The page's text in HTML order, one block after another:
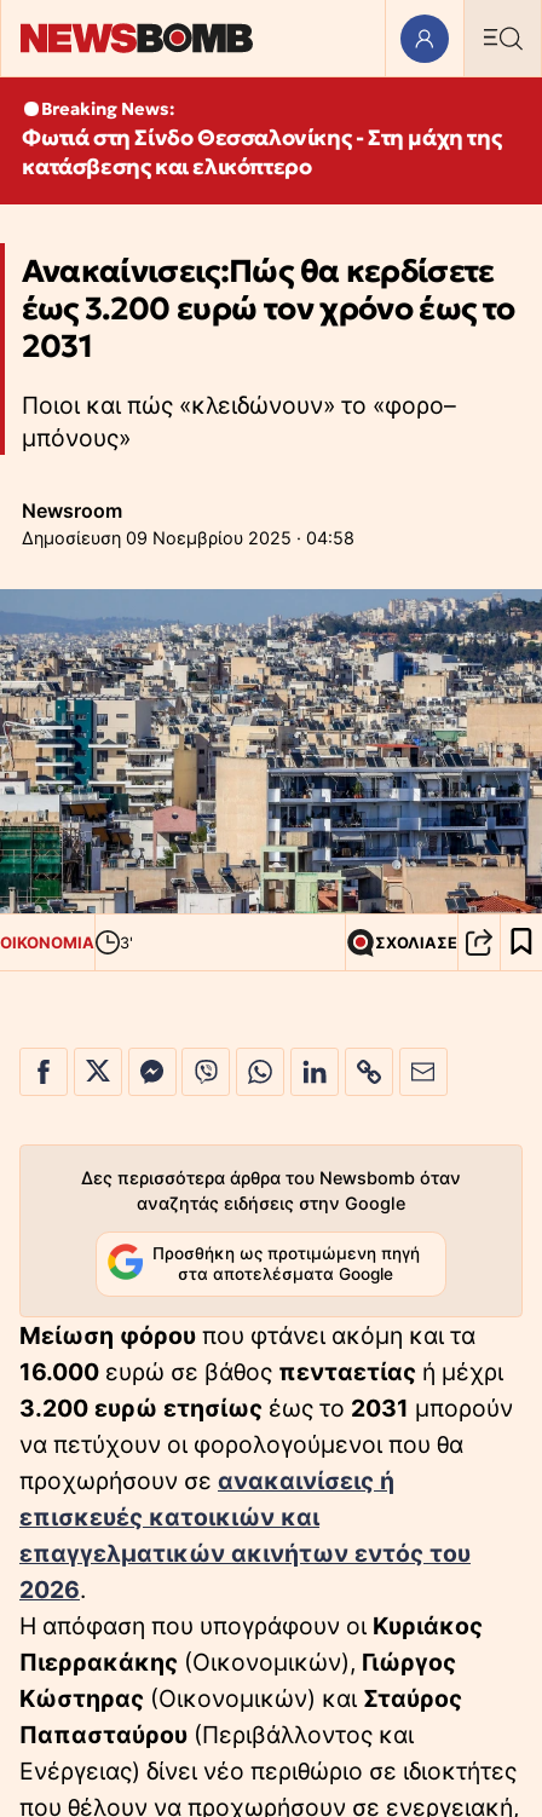
Breaking News:
Φωτιά στη Σίνδο Θεσσαλονίκης - Στη μάχη της
κατάσβεσης και ελικόπτερο
Ανακαίνισεις:Πώς θα κερδίσετε
έως 3.200 ευρώ τον χρόνο έως το
2031
Ποιοι και πώς «κλειδώνουν» το «φορο–
μπόνους»
Newsroom
09 Νοεμβρίου 2025 · 04:58
ΟΙΚΟΝΟΜΙΑ 3' ΣΧΟΛΙΑΣΕ
Δες περισσότερα άρθρα του Newsbomb όταν
αναζητάς ειδήσεις στην Google
Προσθήκη ως προτιμώμενη πηγή
στα αποτελέσματα Google
Μείωση φόρου που φτάνει ακόμη και τα
16.000 ευρώ σε βάθος πενταετίας ή μέχρι
3.200 ευρώ ετησίως έως το 2031 μπορούν
να πετύχουν οι φορολογούμενοι που θα
προχωρήσουν σε ανακαινίσεις ή
επισκευές κατοικιών και
επαγγελματικών ακινήτων εντός του
2026.
Η απόφαση που υπογράφουν οι Κυριάκος
Πιερρακάκης (Οικονομικών), Γιώργος
Κώστηρας (Οικονομικών) και Σταύρος
Παπασταύρου (Περιβάλλοντος και
Ενέργειας) δίνει νέο περιθώριο σε ιδιοκτήτες
που θέλουν να προχωρήσουν σε ενεργειακή,